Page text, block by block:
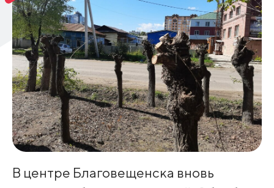
В центре Благовещенска вновь